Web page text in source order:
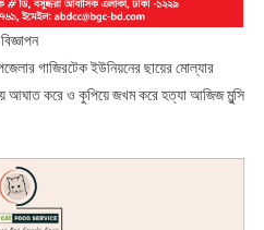
বিজ্ঞাপন
গাজিরটেক ইউনিয়নের ছায়ের মোল্যার
আঘাত করে ও কুপিয়ে জখম করে হত্যা আজিজ মুন্সি